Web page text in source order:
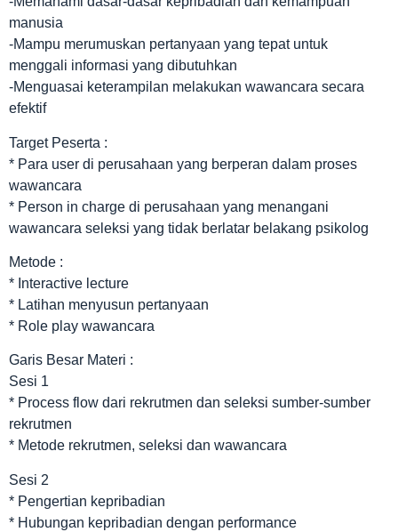
manusia
-Mampu merumuskan pertanyaan yang tepat untuk
menggali informasi yang dibutuhkan
-Menguasai keterampilan melakukan wawancara secara
efektif
Target Peserta :
* Para user di perusahaan yang berperan dalam proses
wawancara
* Person in charge di perusahaan yang menangani
wawancara seleksi yang tidak berlatar belakang psikolog
Metode :
* Interactive lecture
* Latihan menyusun pertanyaan
* Role play wawancara
Garis Besar Materi :
Sesi 1
* Process flow dari rekrutmen dan seleksi sumber-sumber
rekrutmen
* Metode rekrutmen, seleksi dan wawancara
Sesi 2
* Pengertian kepribadian
* Hubungan kepribadian dengan performance